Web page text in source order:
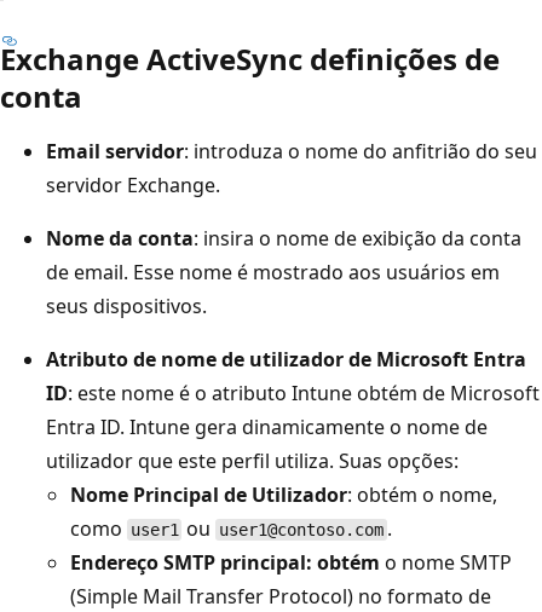
Exchange ActiveSync definições de
conta
Email servidor: introduza o nome do anfitrião do seu
servidor Exchange.
Nome da conta: insira o nome de exibição da conta
de email. Esse nome é mostrado aos usuários em
seus dispositivos.
Atributo de nome de utilizador de Microsoft Entra
ID: este nome é o atributo Intune obtém de Microsoft
Entra ID. Intune gera dinamicamente o nome de
utilizador que este perfil utiliza. Suas opções:
Nome Principal de Utilizador: obtém o nome,
como user1 ou user1@contoso.com .
Endereço SMTP principal: obtém o nome SMTP
(Simple Mail Transfer Protocol) no formato de